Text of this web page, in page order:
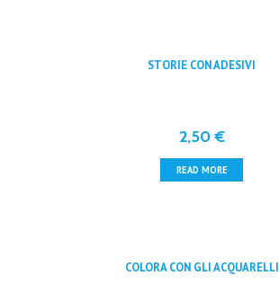
STORIE CON ADESIVI
2,50€
READ MORE
COLORA CON GLI ACQUARELLI